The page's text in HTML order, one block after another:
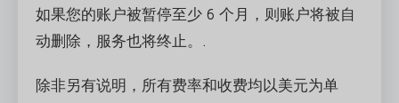
如果您的账户被暂停至少 6 个月，则账户将被自
动删除，服务也将终止。.
除非另有说明，所有费率和收费均以美元为单